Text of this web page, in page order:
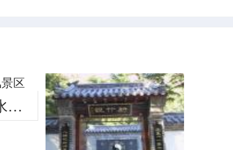
个关于八仙之一铁拐李的传说。相
福的石匠，一生造桥，毕生心愿想在自
桥一座，但叹息没有帮手。他膝下只有
聪明美丽，深知父亲的心思，恳求父亲
青岛崂山北九水风景区